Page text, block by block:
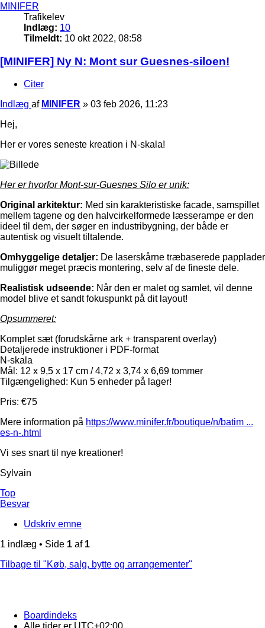
MINIFER
Trafikelev
Indlæg: 10
Tilmeldt: 10 okt 2022, 08:58
[MINIFER] Ny N: Mont sur Guesnes-siloen!
Citer
Indlæg af MINIFER » 03 feb 2026, 11:23
Hej,
Her er vores seneste kreation i N-skala!
Her er hvorfor Mont-sur-Guesnes Silo er unik:
Original arkitektur: Med sin karakteristiske facade, samspillet
mellem tagene og den halvcirkelformede læsserampe er den
ideel til dem, der søger en industribygning, der både er
autentisk og visuelt tiltalende.
Omhyggelige detaljer: De laserskårne træbaserede papplader
muliggør meget præcis montering, selv af de fineste dele.
Realistisk udseende: Når den er malet og samlet, vil denne
model blive et sandt fokuspunkt på dit layout!
Opsummeret:
Komplet sæt (forudskårne ark + transparent overlay)
Detaljerede instruktioner i PDF-format
N-skala
Mål: 12 x 9,5 x 17 cm / 4,72 x 3,74 x 6,69 tommer
Tilgængelighed: Kun 5 enheder på lager!
Pris: €75
Mere information på https://www.minifer.fr/boutique/n/batim ...
es-n-.html
Vi ses snart til nye kreationer!
Sylvain
Top
Besvar
Udskriv emne
1 indlæg • Side 1 af 1
Tilbage til "Køb, salg, bytte og arrangementer"
Boardindeks